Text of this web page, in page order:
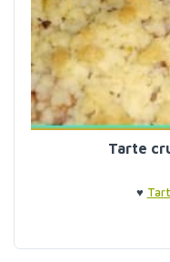
Tarte
♥